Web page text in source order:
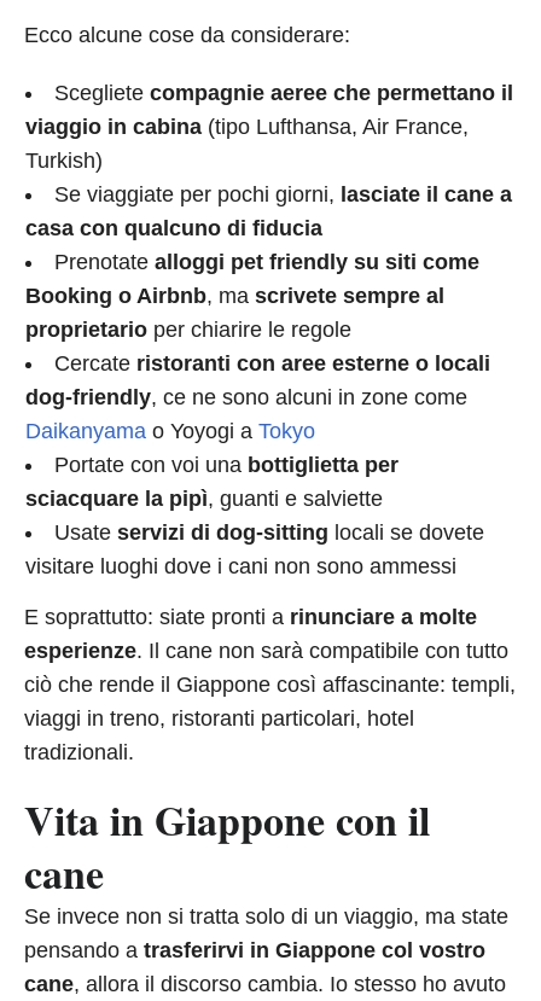
Ecco alcune cose da considerare:
Scegliete compagnie aeree che permettano il
viaggio in cabina (tipo Lufthansa, Air France,
Turkish)
Se viaggiate per pochi giorni, lasciate il cane a
casa con qualcuno di fiducia
Prenotate alloggi pet friendly su siti come
Booking o Airbnb, ma scrivete sempre al
proprietario per chiarire le regole
Cercate ristoranti con aree esterne o locali
dog-friendly, ce ne sono alcuni in zone come
Daikanyama o Yoyogi a Tokyo
Portate con voi una bottiglietta per
sciacquare la pipì, guanti e salviette
Usate servizi di dog-sitting locali se dovete
visitare luoghi dove i cani non sono ammessi
E soprattutto: siate pronti a rinunciare a molte
esperienze. Il cane non sarà compatibile con tutto
ciò che rende il Giappone così affascinante: templi,
viaggi in treno, ristoranti particolari, hotel
tradizionali.
Vita in Giappone con il
cane
Se invece non si tratta solo di un viaggio, ma state
pensando a trasferirvi in Giappone col vostro
cane, allora il discorso cambia. Io stesso ho avuto